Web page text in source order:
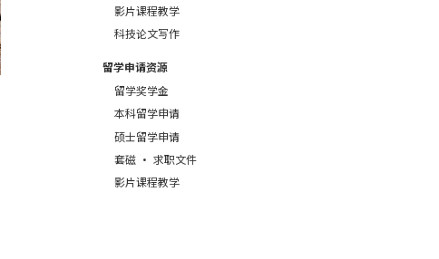
影片课程教学
科技论文写作
留学申请资源
留学奖学金
本科留学申请
硕士留学申请
套磁 · 求职文件
影片课程教学